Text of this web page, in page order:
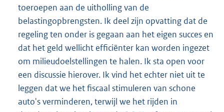
toeroepen aan de uitholling van de
belastingopbrengsten. Ik deel zijn opvatting dat de
regeling ten onder is gegaan aan het eigen succes en
dat het geld wellicht efficiënter kan worden ingezet
om milieudoelstellingen te halen. Ik sta open voor
een discussie hierover. Ik vind het echter niet uit te
leggen dat we het fiscaal stimuleren van schone
auto's verminderen, terwijl we het rijden in